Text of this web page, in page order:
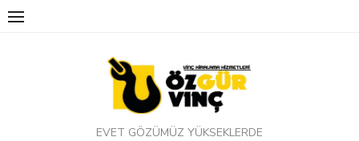
Skip
EVET GÖZÜMÜZ YÜKSEKLERDE